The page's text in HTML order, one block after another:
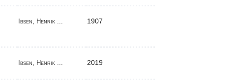
Ibsen, Henrik ... 1907
Ibsen, Henrik ... 2019